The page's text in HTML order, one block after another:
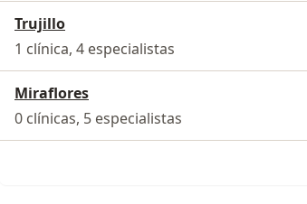
Trujillo
1 clínica, 4 especialistas
Miraflores
0 clínicas, 5 especialistas